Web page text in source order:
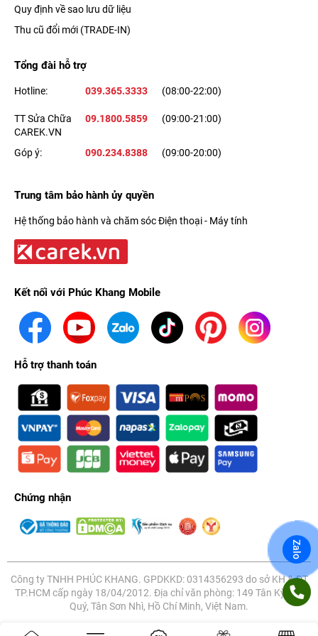
Ngoài ra, với công nghệ sạc nhanh 20W, bạn sẽ có ngay 50%
năng sạc không dây Qi và MagSafe, cho trải nghiệm hữu ích.
tại Hồ Chí Minh
(theo giờ Việt Nam), và theo dự kiện thì đến đầu tháng 12 dòng
iPhone năm nay mới chính thức lên kệ tại thị trường Việt
Nam. Tuy nhiên, khách hàng vẫn có thể sở hữu ngay iPhone 12
xách tay ngay bây giờ tại hệ thống Phúc Khang Mobile.
Quy định về sao lưu dữ liệu
Thu cũ đổi mới (TRADE-IN)
Tổng đài hỗ trợ
Hotline: 039.365.3333 (08:00-22:00)
TT Sửa Chữa
CAREK.VN
09.1800.5859 (09:00-21:00)
Góp ý: 090.234.8388 (09:00-20:00)
Trung tâm bảo hành ủy quyền
Hệ thống bảo hành và chăm sóc Điện thoại - Máy tính
Kết nối với Phúc Khang Mobile
Hỗ trợ thanh toán
Chứng nhận
Công ty TNHH PHÚC KHANG. GPDKKD: 0314356293 do sở KH & ĐT
TP.HCM cấp ngày 18/04/2012. Địa chỉ văn phòng: 149 Tân Kỳ Tân
Quý, Tân Sơn Nhì, Hồ Chí Minh, Việt Nam.
Zalo